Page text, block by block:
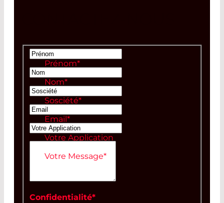
Prénom*
Nom*
Sosciété*
Email*
Votre Application
Votre Message*
Confidentialité*